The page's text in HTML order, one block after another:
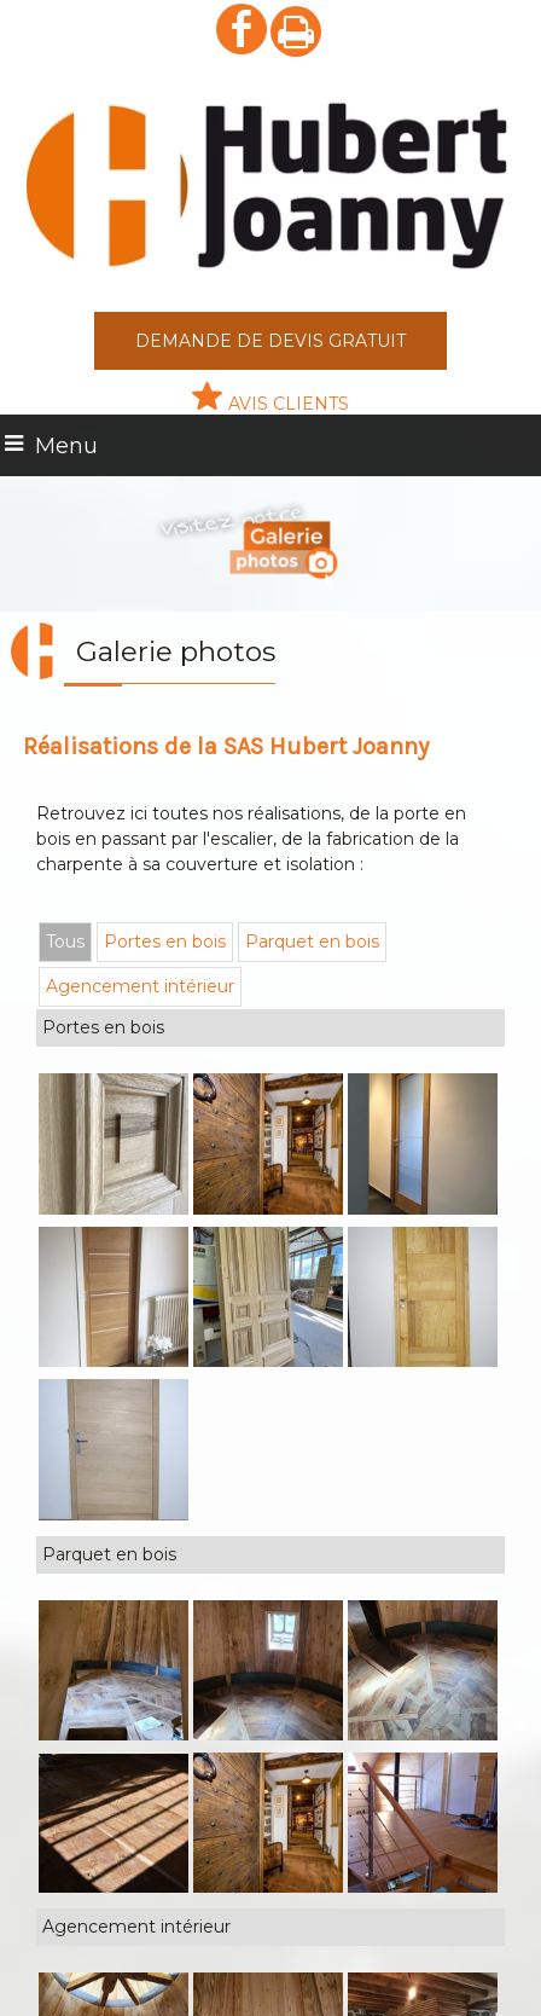
DEMANDE DE DEVIS GRATUIT
AVIS CLIENTS
Menu
Galerie photos
Réalisations de la SAS Hubert Joanny
Retrouvez ici toutes nos réalisations, de la porte en
bois en passant par l'escalier, de la fabrication de la
charpente à sa couverture et isolation :
Tous Portes en bois Parquet en bois
Agencement intérieur
Portes en bois
Parquet en bois
Agencement intérieur